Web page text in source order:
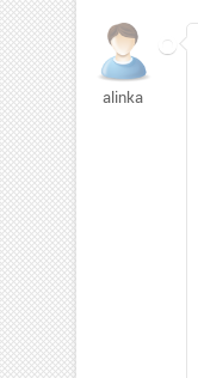
alinka